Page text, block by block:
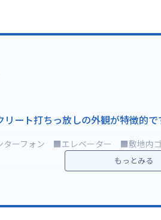
ート打ちっ放しの外観が特徴的で
ターフォン ■エレベーター ■敷地